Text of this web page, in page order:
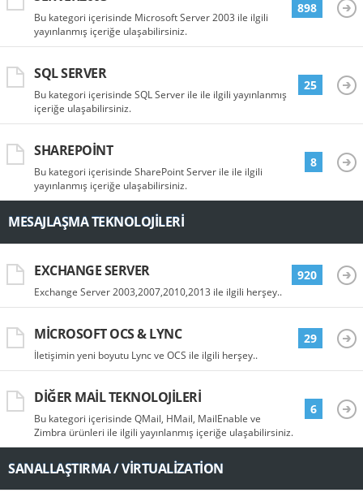
Bu kategori içerisinde Microsoft Server 2003 ile ilgili
yayınlanmış içeriğe ulaşabilirsiniz.
898
SQL SERVER
Bu kategori içerisinde SQL Server ile ile ilgili yayınlanmış
içeriğe ulaşabilirsiniz.
25
SHAREPOINT
Bu kategori içerisinde SharePoint Server ile ile ilgili
yayınlanmış içeriğe ulaşabilirsiniz.
8
MESAJLAŞMA TEKNOLOJILERI
EXCHANGE SERVER
Exchange Server 2003,2007,2010,2013 ile ilgili herşey..
920
MICROSOFT OCS & LYNC
İletişimin yeni boyutu Lync ve OCS ile ilgili herşey..
29
DIĞER MAIL TEKNOLOJILERI
Bu kategori içerisinde QMail, HMail, MailEnable ve
Zimbra ürünleri ile ilgili yayınlanmış içeriğe ulaşabilirsiniz.
6
SANALLAŞTIRMA / VIRTUALIZATION